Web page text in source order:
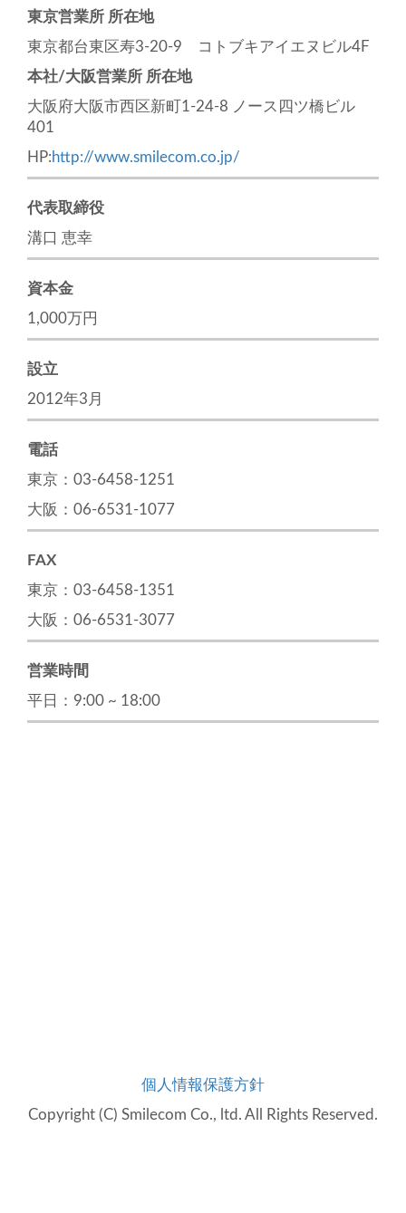
東京営業所 所在地
東京都台東区寿3-20-9 コトブキアイエヌビル4F
本社/大阪営業所 所在地
大阪府大阪市西区新町1-24-8 ノース四ツ橋ビル
401
HP:http://www.smilecom.co.jp/
代表取締役
溝口 恵幸
資本金
1,000万円
設立
2012年3月
電話
東京：03-6458-1251
大阪：06-6531-1077
FAX
東京：03-6458-1351
大阪：06-6531-3077
営業時間
平日：9:00 ~ 18:00
個人情報保護方針
Copyright (C) Smilecom Co., ltd. All Rights Reserved.